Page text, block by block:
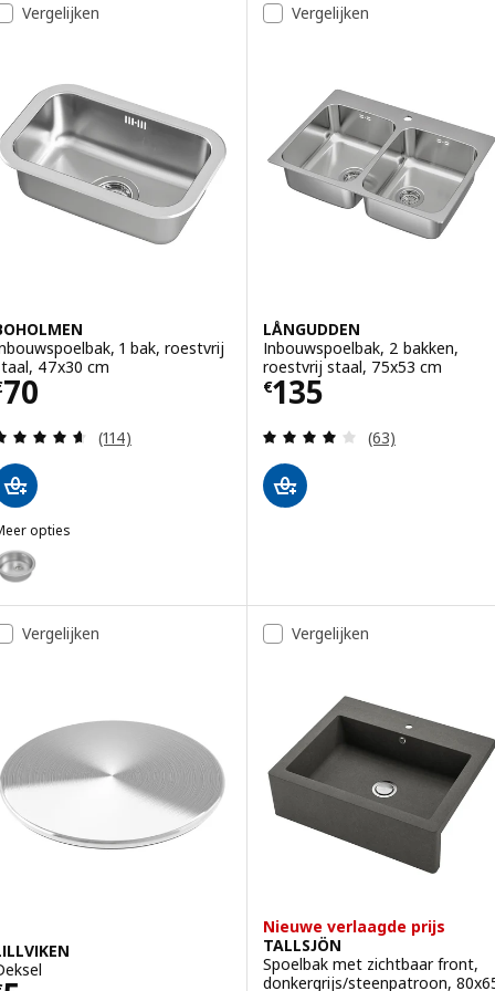
Vergelijken
1 bak, roestvrij
47x30 cm
70 € 70
Beoordeling: 4.6 van 5 sterren. Totaal
(114)
opties
BOHOLMEN, Inbouwspoelbak, 1 bak, roestvrij staal, 45 cm
Vergelijken
LÅNGUDDEN
Inbouwspoelbak, 2 bakken,
roestvrij staal, 75x53 cm
€135
Prijs € 135
Beoordeling:
(63)
Vergelijken Vergelijken
Nieuwe verlaagde prijs
TALLSJÖN
Spoelbak met zichtbaar front,
donkergrijs/steenpatroon,